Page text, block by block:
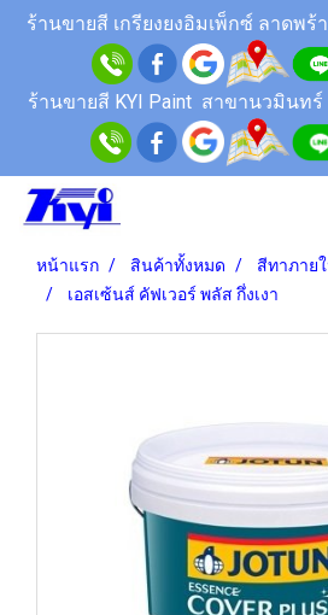
ร้านขายสี เกรียงยงอิมเพ็กซ์ ลาดพร้
ร้านขายสี KYI Paint สาขานวมินทร์
หน้าแรก สินค้าทั้งหมด
สีทาภาย
เอสเซ้นส์ คัฟเวอร์ พลัส กึ่งเงา